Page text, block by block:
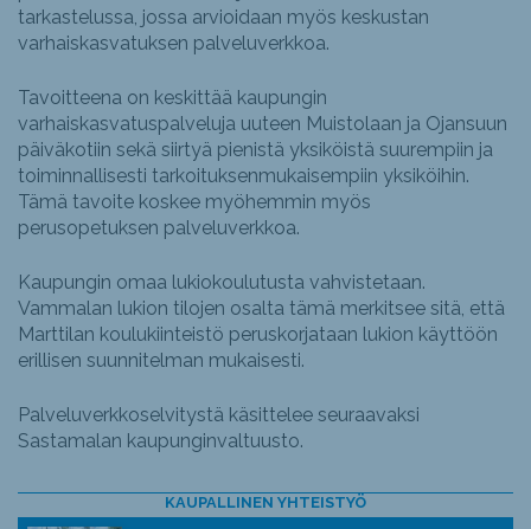
tarkastelussa, jossa arvioidaan myös keskustan
varhaiskasvatuksen palveluverkkoa.
Tavoitteena on keskittää kaupungin
varhaiskasvatuspalveluja uuteen Muistolaan ja Ojansuun
päiväkotiin sekä siirtyä pienistä yksiköistä suurempiin ja
toiminnallisesti tarkoituksenmukaisempiin yksiköihin.
Tämä tavoite koskee myöhemmin myös
perusopetuksen palveluverkkoa.
Kaupungin omaa lukiokoulutusta vahvistetaan.
Vammalan lukion tilojen osalta tämä merkitsee sitä, että
Marttilan koulukiinteistö peruskorjataan lukion käyttöön
erillisen suunnitelman mukaisesti.
Palveluverkkoselvitystä käsittelee seuraavaksi
Sastamalan kaupunginvaltuusto.
KAUPALLINEN YHTEISTYÖ